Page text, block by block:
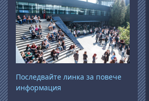
Последвайте линка за повече
информация